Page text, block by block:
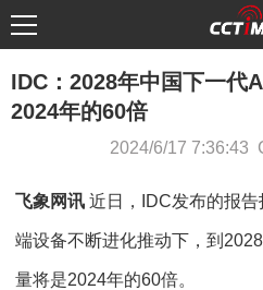
IDC：2028年中国下一代
2024年的60倍
2024/6/17 7:36:43
飞象网讯 近日，IDC发布的报
端设备不断进化推动下，到
量将是2024年的60倍。